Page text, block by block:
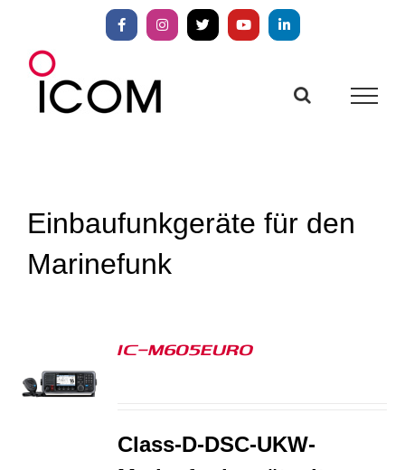
springen
FacebookInstagram
X YouTubeLinkedIn
Einbaufunkgeräte für den
Marinefunk
IC-M605EURO
Class-D-DSC-UKW-